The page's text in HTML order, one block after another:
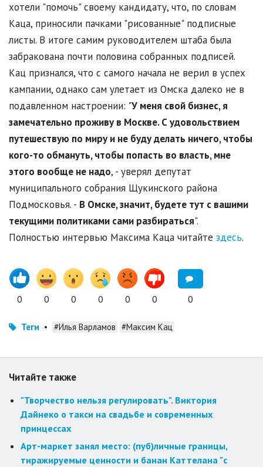
хотели "помочь" своему кандидату, что, по словам
Каца, приносили пачками "рисованные" подписные
листы. В итоге самим руководителем штаба была
забракована почти половина собранных подписей.
Кац признался, что с самого начала не верил в успех
кампании, однако сам улетает из Омска далеко не в
подавленном настроении: "У меня свой бизнес, я
замечательно проживу в Москве. С удовольствием
путешествую по миру и не буду делать ничего, чтобы
кого-то обмануть, чтобы попасть во власть, мне
этого вообще не надо, - уверял депутат
муниципального собрания Щукинского района
Подмосковья. - В Омске, значит, будете тут с вашими
текущими политиками сами разбираться".
Полностью интервью Максима Каца читайте здесь.
0 0 0 0 0 0 0
Теги • #Илья Варламов #Максим Кац
Читайте также
"Творчество нельзя регулировать". Виктория
Дайнеко о такси на свадьбе и современных
принцессах
Арт-маркет занял место: (пуб)личные границы,
тиражируемые ценности и банан Каттелана "с